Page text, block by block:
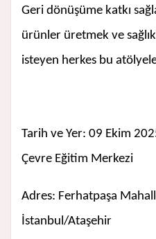
Geri dönüşüme katkı
ürünler üretmek ve
isteyen herkes bu
Tarih ve Yer: 09 Ekim
Çevre Eğitim Merkezi
Adres: Ferhatpaşa
İstanbul/Ataşehir